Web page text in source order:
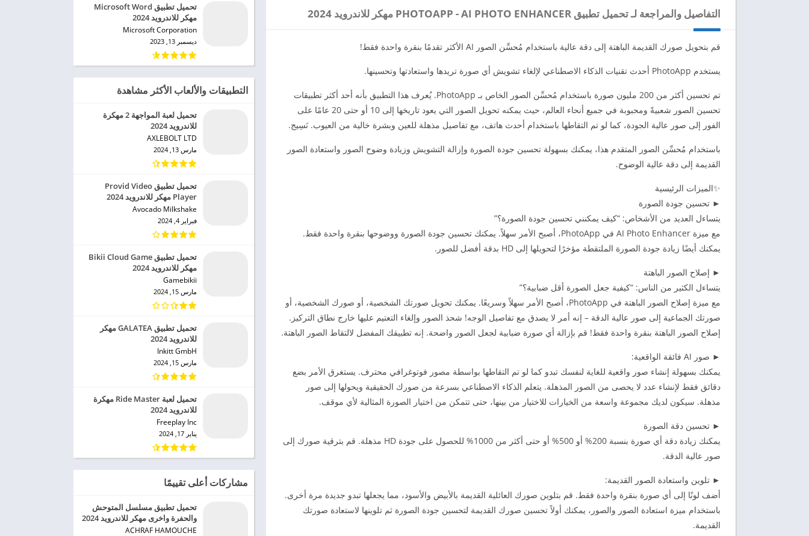
التفاصيل والمراجعة لـ تحميل تطبيق PHOTOAPP - AI PHOTO ENHANCER مهكر للاندرويد 2024
قم بتحويل صورك القديمة الباهتة إلى دقة عالية باستخدام مُحسِّن الصور AI الأكثر تقدمًا بنقرة واحدة فقط!
يستخدم PhotoApp أحدث تقنيات الذكاء الاصطناعي لإلغاء تشويش أي صورة تريدها واستعادتها وتحسينها.
تم تحسين أكثر من 200 مليون صورة باستخدام مُحسِّن الصور الخاص بـ PhotoApp. يُعرف هذا التطبيق بأنه أحد أكثر تطبيقات
تحسين الصور شعبيةً ومحبوبة في جميع أنحاء العالم، حيث يمكنه تحويل الصور التي يعود تاريخها إلى 10 أو حتى 20 عامًا على
الفور إلى صور عالية الجودة، كما لو تم التقاطها باستخدام أحدث هاتف، مع تفاصيل مذهلة للعين وبشرة خالية من العيوب. نَسِيج.
باستخدام مُحسِّن الصور المتقدم هذا، يمكنك بسهولة تحسين جودة الصورة وإزالة التشويش وزيادة وضوح الصور واستعادة الصور
القديمة إلى دقة عالية الوضوح.
✨الميزات الرئيسية
► تحسين جودة الصورة
يتساءل العديد من الأشخاص: “كيف يمكنني تحسين جودة الصورة؟”
مع ميزة AI Photo Enhancer في PhotoApp، أصبح الأمر سهلاً. يمكنك تحسين جودة الصورة ووضوحها بنقرة واحدة فقط.
يمكنك أيضًا زيادة جودة الصورة الملتقطة مؤخرًا لتحويلها إلى HD بدقة أفضل للصور.
► إصلاح الصور الباهتة
يتساءل الكثير من الناس: “كيفية جعل الصورة أقل ضبابية؟”
مع ميزة إصلاح الصور الباهتة في PhotoApp، أصبح الأمر سهلاً وسريعًا. يمكنك تحويل صورتك الشخصية، أو صورك الشخصية، أو
صورتك الجماعية إلى صور عالية الدقة – إنه أمر لا يصدق مع تفاصيل الوجه! شحذ الصور وإلغاء التعتيم عليها خارج نطاق التركيز.
إصلاح الصور الباهتة بنقرة واحدة فقط! قم بإزالة أي صورة ضبابية لجعل الصور واضحة. إنه تطبيقك المفضل لالتقاط الصور الباهتة.
► صور AI فائقة الواقعية:
يمكنك بسهولة إنشاء صور واقعية للغاية لنفسك تبدو كما لو تم التقاطها بواسطة مصور فوتوغرافي محترف. يستغرق الأمر بضع
دقائق فقط لإنشاء عدد لا يحصى من الصور المذهلة. يتعلم الذكاء الاصطناعي بسرعة من صورك الحقيقية ويحولها إلى صور
مذهلة. سيكون لديك مجموعة واسعة من الخيارات للاختيار من بينها، حتى تتمكن من اختيار الصورة المثالية لأي موقف.
► تحسين دقة الصورة
يمكنك زيادة دقة أي صورة بنسبة 200% أو 500% أو حتى أكثر من 1000% للحصول على جودة HD مذهلة. قم بترقية صورك إلى
صور عالية الدقة.
► تلوين واستعادة الصور القديمة:
أضف لونًا إلى أي صورة بنقرة واحدة فقط. قم بتلوين صورك العائلية القديمة بالأبيض والأسود، مما يجعلها تبدو جديدة مرة أخرى.
باستخدام ميزة استعادة الصور والصور، يمكنك أولاً تحسين صورك القديمة لتحسين جودة الصورة ثم تلوينها لاستعادة صورتك
القديمة.
تحميل تطبيق Microsoft Word
مهكر للاندرويد 2024
Microsoft Corporation‏
ديسمبر 13, 2023
التطبيقات والألعاب الأكثر مشاهدة
تحميل لعبة المواجهة 2 مهكرة
للاندرويد 2024
AXLEBOLT LTD‏
مارس 13, 2024
تحميل تطبيق Provid Video
Player مهكر للاندرويد 2024
Avocado Milkshake‏
فبراير 4, 2024
تحميل تطبيق Bikii Cloud Game
مهكر للاندرويد 2024
Gamebikii‏
مارس 15, 2024
تحميل تطبيق GALATEA مهكر
للاندرويد 2024
Inkitt GmbH‏
مارس 15, 2024
تحميل لعبة Ride Master مهكرة
للاندرويد 2024
Freeplay Inc‏
يناير 17, 2024
مشاركات أعلى تقييمًا
تحميل تطبيق مسلسل المتوحش
والحفرة واخرى مهكر للاندرويد 2024
ACHRAF HAMOUCHE‏